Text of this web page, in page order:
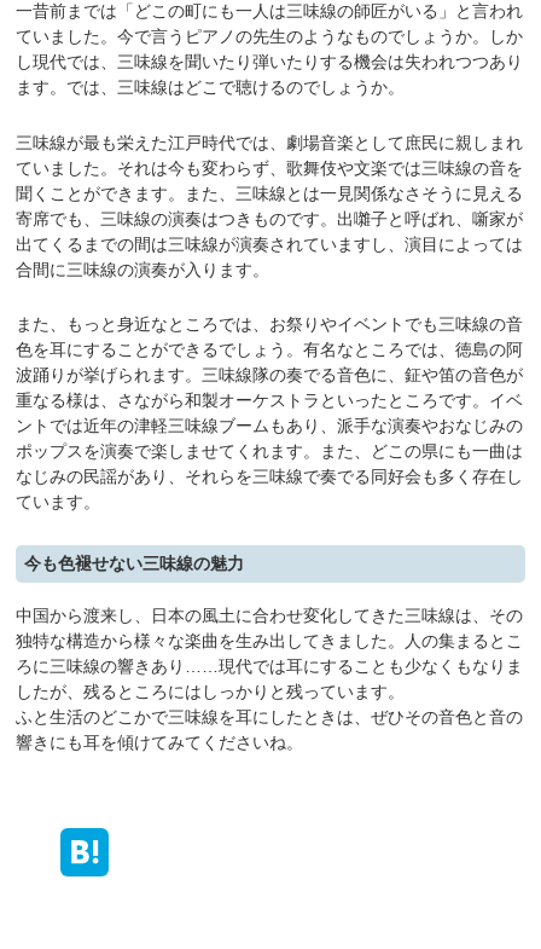
一昔前までは「どこの町にも一人は三味線の師匠がいる」と言われ
ていました。今で言うピアノの先生のようなものでしょうか。しか
し現代では、三味線を聞いたり弾いたりする機会は失われつつあり
ます。では、三味線はどこで聴けるのでしょうか。
三味線が最も栄えた江戸時代では、劇場音楽として庶民に親しまれ
ていました。それは今も変わらず、歌舞伎や文楽では三味線の音を
聞くことができます。また、三味線とは一見関係なさそうに見える
寄席でも、三味線の演奏はつきものです。出囃子と呼ばれ、噺家が
出てくるまでの間は三味線が演奏されていますし、演目によっては
合間に三味線の演奏が入ります。
また、もっと身近なところでは、お祭りやイベントでも三味線の音
色を耳にすることができるでしょう。有名なところでは、徳島の阿
波踊りが挙げられます。三味線隊の奏でる音色に、鉦や笛の音色が
重なる様は、さながら和製オーケストラといったところです。イベ
ントでは近年の津軽三味線ブームもあり、派手な演奏やおなじみの
ポップスを演奏で楽しませてくれます。また、どこの県にも一曲は
なじみの民謡があり、それらを三味線で奏でる同好会も多く存在し
ています。
今も色褪せない三味線の魅力
中国から渡来し、日本の風土に合わせ変化してきた三味線は、その
独特な構造から様々な楽曲を生み出してきました。人の集まるとこ
ろに三味線の響きあり……現代では耳にすることも少なくもなりま
したが、残るところにはしっかりと残っています。
ふと生活のどこかで三味線を耳にしたときは、ぜひその音色と音の
響きにも耳を傾けてみてくださいね。